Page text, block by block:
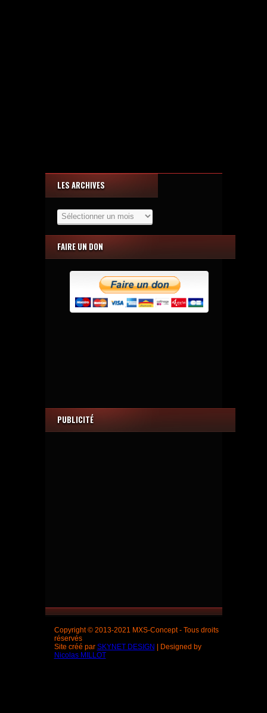
LES ARCHIVES
Archives
FAIRE UN DON
PUBLICITÉ
Copyright © 2013-2021 MXS-Concept - Tous droits
réservés
Site créé par SKYNET DESIGN
| Designed by
Nicolas MILLOT